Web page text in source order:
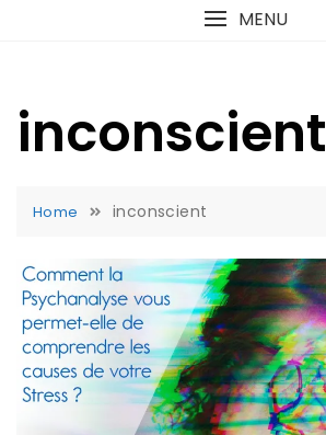
MENU
inconscient
Home inconscient